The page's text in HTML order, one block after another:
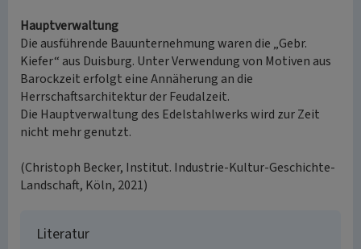
Hauptverwaltung
Die ausführende Bauunternehmung waren die „Gebr.
Kiefer“ aus Duisburg. Unter Verwendung von Motiven aus
Barockzeit erfolgt eine Annäherung an die
Herrschaftsarchitektur der Feudalzeit.
Die Hauptverwaltung des Edelstahlwerks wird zur Zeit
nicht mehr genutzt.
(Christoph Becker, Institut. Industrie-Kultur-Geschichte-
Landschaft, Köln, 2021)
Literatur